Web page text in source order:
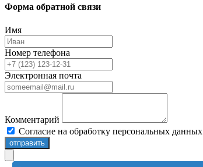
Форма обратной связи
Имя
Номер телефона
Электронная почта
Комментарий
Согласие на обработку персональных данных
отправить